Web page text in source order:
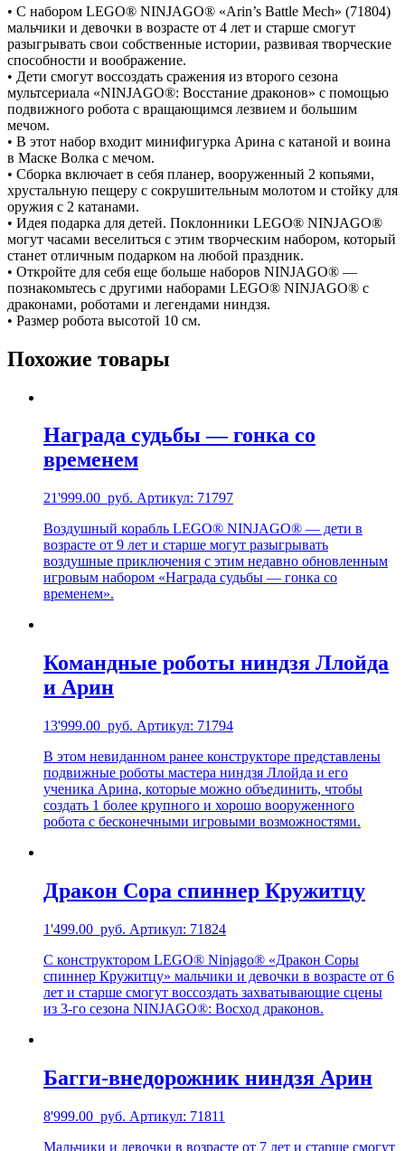
• С набором LEGO® NINJAGO® «Arin’s Battle Mech» (71804)
мальчики и девочки в возрасте от 4 лет и старше смогут
разыгрывать свои собственные истории, развивая творческие
способности и воображение.
• Дети смогут воссоздать сражения из второго сезона
мультсериала «NINJAGO®: Восстание драконов» с помощью
подвижного робота с вращающимся лезвием и большим
мечом.
• В этот набор входит минифигурка Арина с катаной и воина
в Маске Волка с мечом.
• Сборка включает в себя планер, вооруженный 2 копьями,
хрустальную пещеру с сокрушительным молотом и стойку для
оружия с 2 катанами.
• Идея подарка для детей. Поклонники LEGO® NINJAGO®
могут часами веселиться с этим творческим набором, который
станет отличным подарком на любой праздник.
• Откройте для себя еще больше наборов NINJAGO® —
познакомьтесь с другими наборами LEGO® NINJAGO® с
драконами, роботами и легендами ниндзя.
• Размер робота высотой 10 см.
Похожие товары
Награда судьбы — гонка со
временем
21'999.00 руб. Артикул: 71797
Воздушный корабль LEGO® NINJAGO® — дети в
возрасте от 9 лет и старше могут разыгрывать
воздушные приключения с этим недавно обновленным
игровым набором «Награда судьбы — гонка со
временем».
Командные роботы ниндзя Ллойда
и Арин
13'999.00 руб. Артикул: 71794
В этом невиданном ранее конструкторе представлены
подвижные роботы мастера ниндзя Ллойда и его
ученика Арина, которые можно объединить, чтобы
создать 1 более крупного и хорошо вооруженного
робота с бесконечными игровыми возможностями.
Дракон Сора спиннер Кружитцу
1'499.00 руб. Артикул: 71824
С конструктором LEGO® Ninjago® «Дракон Соры
спиннер Кружитцу» мальчики и девочки в возрасте от 6
лет и старше смогут воссоздать захватывающие сцены
из 3-го сезона NINJAGO®: Восход драконов.
Багги-внедорожник ниндзя Арин
8'999.00 руб. Артикул: 71811
Мальчики и девочки в возрасте от 7 лет и старше смогут